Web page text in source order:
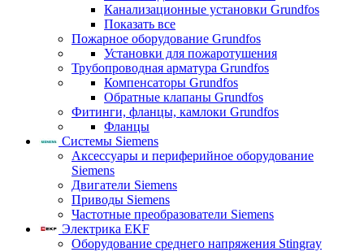
Канализационные установки Grundfos
Показать все
Пожарное оборудование Grundfos
Установки для пожаротушения
Трубопроводная арматура Grundfos
Компенсаторы Grundfos
Обратные клапаны Grundfos
Фитинги, фланцы, камлоки Grundfos
Фланцы
Системы Siemens
Аксессуары и периферийное оборудование
Siemens
Двигатели Siemens
Приводы Siemens
Частотные преобразователи Siemens
Электрика EKF
Оборудование среднего напряжения Stingray